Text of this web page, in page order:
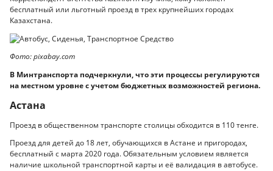
бесплатный или льготный проезд в трех крупнейших городах
Казахстана.
Фото: pixabay.com
В Минтранспорта подчеркнули, что эти процессы регулируются
на местном уровне с учетом бюджетных возможностей региона.
Астана
Проезд в общественном транспорте столицы обходится в 110 тенге.
Проезд для детей до 18 лет, обучающихся в Астане и пригородах,
бесплатный с марта 2020 года. Обязательным условием является
наличие школьной транспортной карты и её валидация в автобусе.